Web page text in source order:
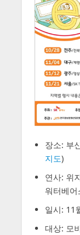
장소: 부
지도)
연사: 위
워터베어
일시: 11
대상: 모